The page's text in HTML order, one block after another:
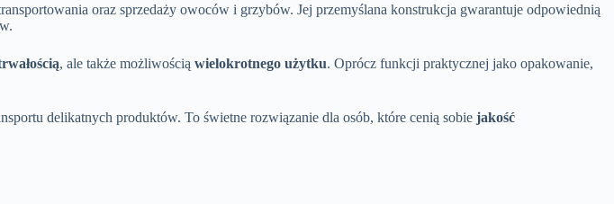
oraz sprzedaży owoców i grzybów. Jej przemyślana konstrukcja gwarantuje odpowiednią
, ale także możliwością wielokrotnego użytku. Oprócz funkcji praktycznej jako opakowanie,
delikatnych produktów. To świetne rozwiązanie dla osób, które cenią sobie jakość